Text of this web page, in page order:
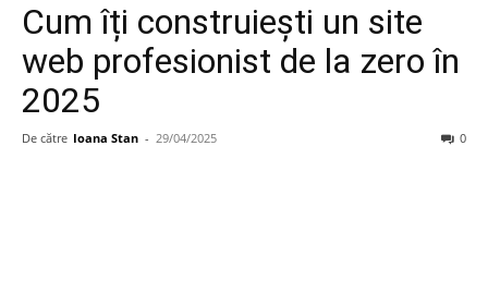
Cum îți construiești un site
web profesionist de la zero în
2025
De către Ioana Stan - 29/04/2025 0